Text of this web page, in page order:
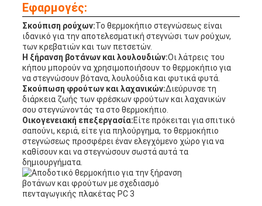
Εφαρμογές:
Σκούπιση ρούχων:Το θερμοκήπιο στεγνώσεως είναι
ιδανικό για την αποτελεσματική στεγνώσι των ρούχων,
των κρεβατιών και των πετσετών.
Η ξήρανση βοτάνων και λουλουδιών:Οι λάτρεις του
κήπου μπορούν να χρησιμοποιήσουν το θερμοκήπιο για
να στεγνώσουν βότανα, λουλούδια και φυτικά φυτά.
Σκούπωση φρούτων και λαχανικών:Διεύρυνσε τη
διάρκεια ζωής των φρέσκων φρούτων και λαχανικών
σου στεγνώνοντάς τα στο θερμοκήπιο.
Οικογενειακή επεξεργασία:Είτε πρόκειται για σπιτικό
σαπούνι, κεριά, είτε για πηλούργημα, το θερμοκήπιο
στεγνώσεως προσφέρει έναν ελεγχόμενο χώρο για να
καθίσουν και να στεγνώσουν σωστά αυτά τα
δημιουργήματα.